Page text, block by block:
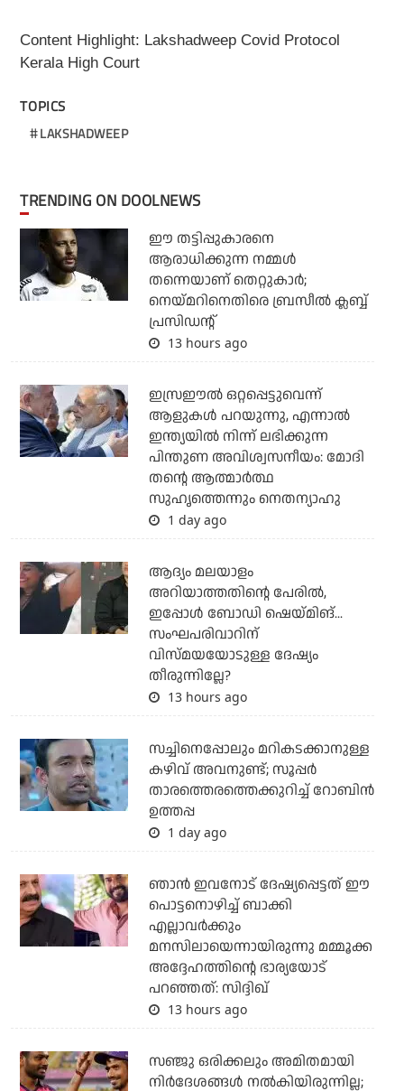
Content Highlight: Lakshadweep Covid Protocol
Kerala High Court
TOPICS
LAKSHADWEEP
TRENDING ON DOOLNEWS
ഈ തട്ടിപ്പുകാരനെ
ആരാധിക്കുന്ന നമ്മള്‍
തന്നെയാണ് തെറ്റുകാര്‍;
നെയ്മറിനെതിരെ ബ്രസീല്‍ ക്ലബ്ബ്
പ്രസിഡന്റ്
13 hours ago
ഇസ്രഈല്‍ ഒറ്റപ്പെട്ടുവെന്ന്
ആളുകള്‍ പറയുന്നു, എന്നാല്‍
ഇന്ത്യയില്‍ നിന്ന് ലഭിക്കുന്ന
പിന്തുണ അവിശ്വസനീയം: മോദി
തന്റെ ആത്മാര്‍ത്ഥ
സുഹൃത്തെന്നും നെതന്യാഹു
1 day ago
ആദ്യം മലയാളം
അറിയാത്തതിന്റെ പേരില്‍,
ഇപ്പോള്‍ ബോഡി ഷെയ്മിങ്...
സംഘപരിവാറിന്
വിസ്മയയോടുള്ള ദേഷ്യം
തീരുന്നില്ലേ?
13 hours ago
സച്ചിനെപ്പോലും മറികടക്കാനുള്ള
കഴിവ് അവനുണ്ട്; സൂപ്പര്‍
താരത്തെരത്തെക്കുറിച്ച് റോബിന്‍
ഉത്തപ്പ
1 day ago
ഞാന്‍ ഇവനോട് ദേഷ്യപ്പെട്ടത് ഈ
പൊട്ടനൊഴിച്ച് ബാക്കി
എല്ലാവര്‍ക്കും
മനസിലായെന്നായിരുന്നു മമ്മൂക്ക
അദ്ദേഹത്തിന്റെ ഭാര്യയോട്
പറഞ്ഞത്: സിദ്ദിഖ്
13 hours ago
സഞ്ജു ഒരിക്കലും അമിതമായി
നിര്‍ദേശങ്ങള്‍ നല്‍കിയിരുന്നില്ല;